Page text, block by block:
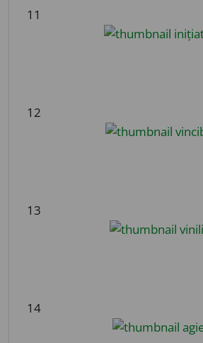
11
12
13
14